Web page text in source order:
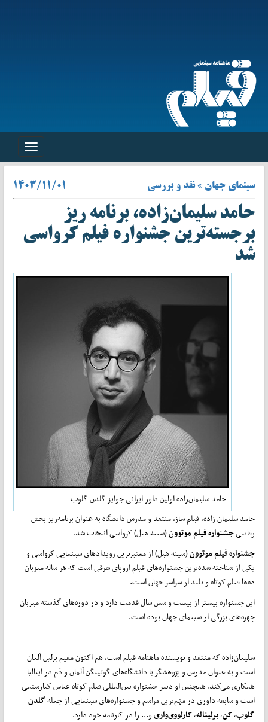
Toggle
سینمای جهان » نقد و بررسی ۱۴۰۳/۱۱/۰۱
حامد سلیمان‌زاده، برنامه ریز
برجسته‌ترین جشنواره فیلم کرواسی
شد
حامد سلیمان‌زاده اولین داور ایرانی جوایز گلدن گلوب
حامد سلیمان زاده، فیلم ساز، منتقد و مدرس دانشگاه به عنوان برنامه‌ریز بخش‌
رقابتیجشنواره فیلم موتوون(سینه هیل) کرواسی انتخاب شد.
جشنواره فیلم موتوون(سینه هیل) از معتبرترین رویدادهای سینمایی کرواسی و
یکی از شناخته شده‌ترین جشنواره‌های فیلم اروپای شرقی است که هر ساله میزبان
ده‌ها فیلم کوتاه و بلند از سراسر جهان است.
این جشنواره بیشتر از بیست و شش سال قدمت دارد و در دوره‌های گذشته میزبان
چهره‌های بزرگی از سینمای جهان بوده است.
سلیمان‌زاده که منتقد و نویسنده ماهنامه فیلم است، هم اکنون مقیم برلین آلمان
است و به عنوان مدرس و پژوهشگر با دانشگاه‌های گوتینگن آلمان و دَم در ایتالیا
همکاری می‌کند. همچنین او دبیر جشنواره بین‌المللی فیلم کوتاه عباس کیارستمی
است و سابقه داوری در مهم‌ترین مراسم و جشنواره‌های سینمایی از جملهگلدن
گلوب،کن،برلیناله،کارلووی‌واریو... را در‌ کارنامه خود دارد.